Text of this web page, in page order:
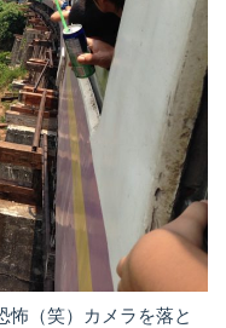
怖（笑）カメラを落と